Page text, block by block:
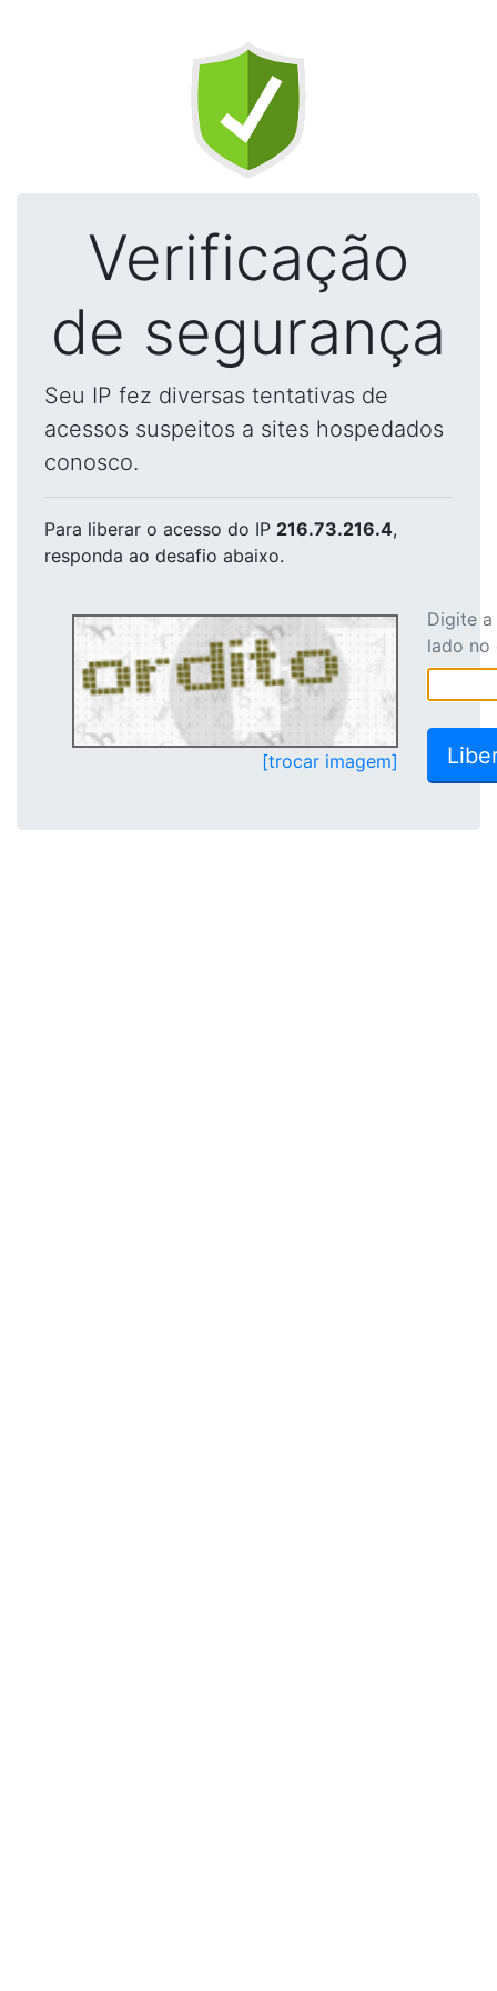
Verificação
de segurança
Seu IP fez diversas tentativas de
acessos suspeitos a sites hospedados
conosco.
Para liberar o acesso do IP 216.73.216.4,
responda ao desafio abaixo.
[trocar imagem]
Digite
lado no